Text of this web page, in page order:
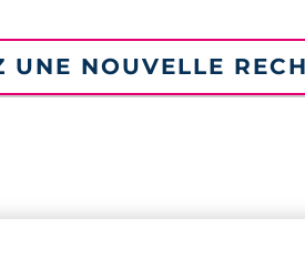
UNE NOUVELLE